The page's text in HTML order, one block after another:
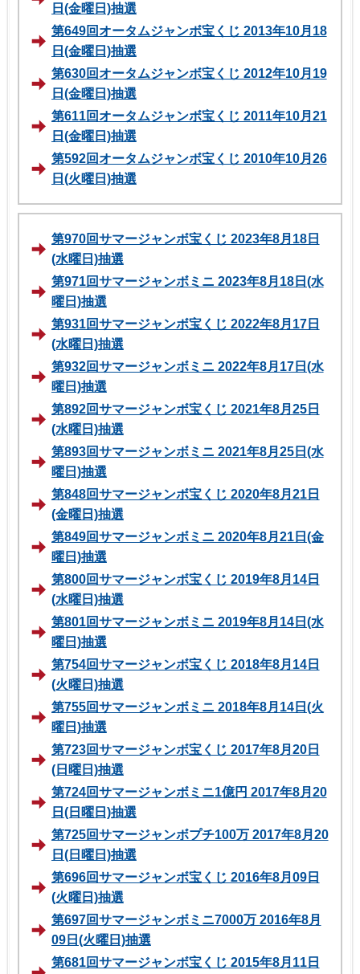
日(金曜日)抽選
第649回オータムジャンボ宝くじ 2013年10月18
日(金曜日)抽選
第630回オータムジャンボ宝くじ 2012年10月19
日(金曜日)抽選
第611回オータムジャンボ宝くじ 2011年10月21
日(金曜日)抽選
第592回オータムジャンボ宝くじ 2010年10月26
日(火曜日)抽選
第970回サマージャンボ宝くじ 2023年8月18日
(水曜日)抽選
第971回サマージャンボミニ 2023年8月18日(水
曜日)抽選
第931回サマージャンボ宝くじ 2022年8月17日
(水曜日)抽選
第932回サマージャンボミニ 2022年8月17日(水
曜日)抽選
第892回サマージャンボ宝くじ 2021年8月25日
(水曜日)抽選
第893回サマージャンボミニ 2021年8月25日(水
曜日)抽選
第848回サマージャンボ宝くじ 2020年8月21日
(金曜日)抽選
第849回サマージャンボミニ 2020年8月21日(金
曜日)抽選
第800回サマージャンボ宝くじ 2019年8月14日
(水曜日)抽選
第801回サマージャンボミニ 2019年8月14日(水
曜日)抽選
第754回サマージャンボ宝くじ 2018年8月14日
(火曜日)抽選
第755回サマージャンボミニ 2018年8月14日(火
曜日)抽選
第723回サマージャンボ宝くじ 2017年8月20日
(日曜日)抽選
第724回サマージャンボミニ1億円 2017年8月20
日(日曜日)抽選
第725回サマージャンボプチ100万 2017年8月20
日(日曜日)抽選
第696回サマージャンボ宝くじ 2016年8月09日
(火曜日)抽選
第697回サマージャンボミニ7000万 2016年8月
09日(火曜日)抽選
第681回サマージャンボ宝くじ 2015年8月11日